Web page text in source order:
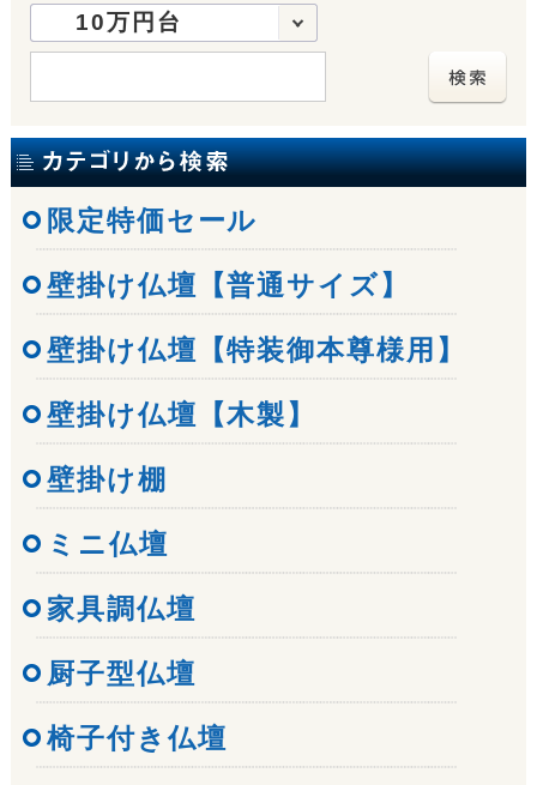
10万円台
限定特価セール
壁掛け仏壇【普通サイズ】
壁掛け仏壇【特装御本尊様用】
壁掛け仏壇【木製】
壁掛け棚
ミニ仏壇
家具調仏壇
厨子型仏壇
椅子付き仏壇